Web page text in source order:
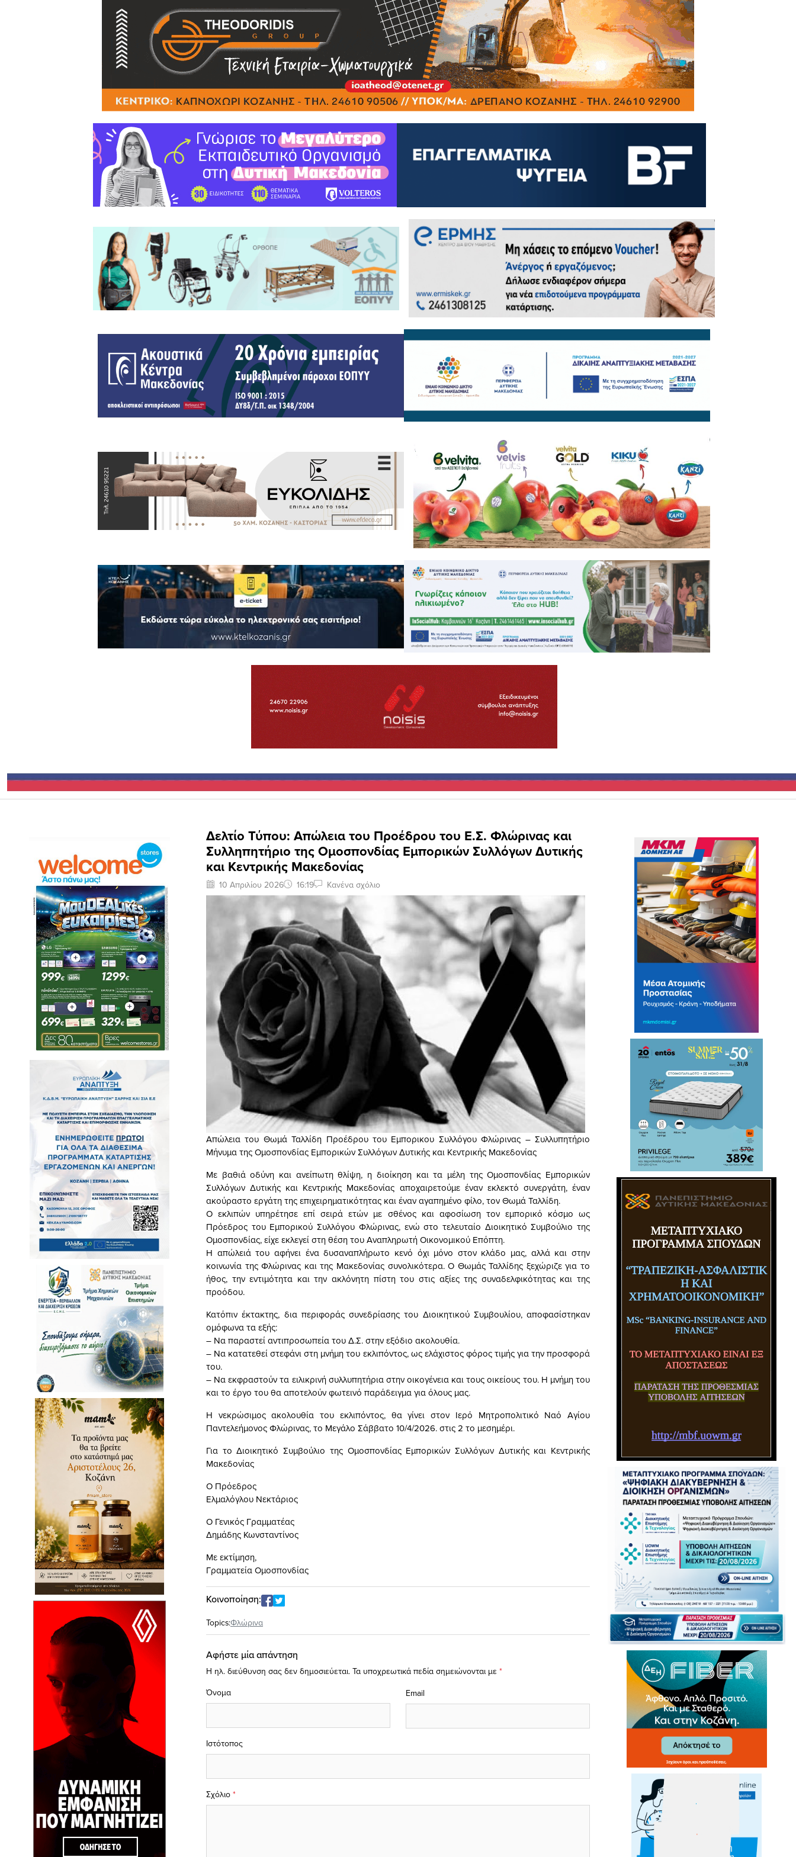
Δελτίο Τύπου: Απώλεια του Προέδρου του Ε.Σ. Φλώρινας και
Συλληπητήριο της Ομοσπονδίας Εμπορικών Συλλόγων Δυτικής
και Κεντρικής Μακεδονίας
10 Απριλίου 2026 16:19 Κανένα σχόλιο
Απώλεια του Θωμά Ταλλίδη Προέδρου του Εμπορικου Συλλόγου Φλώρινας – Συλλυπητήριο
Μήνυμα της Ομοσπονδίας Εμπορικών Συλλόγων Δυτικής και Κεντρικής Μακεδονίας
Με βαθιά οδύνη και ανείπωτη θλίψη, η διοίκηση και τα μέλη της Ομοσπονδίας Εμπορικών
Συλλόγων Δυτικής και Κεντρικής Μακεδονίας αποχαιρετούμε έναν εκλεκτό συνεργάτη, έναν
ακούραστο εργάτη της επιχειρηματικότητας και έναν αγαπημένο φίλο, τον Θωμά Ταλλίδη.
Ο εκλιπών υπηρέτησε επί σειρά ετών με σθένος και αφοσίωση τον εμπορικό κόσμο ως
Πρόεδρος του Εμπορικού Συλλόγου Φλώρινας, ενώ στο τελευταίο Διοικητικό Συμβούλιο της
Ομοσπονδίας, είχε εκλεγεί στη θέση του Αναπληρωτή Οικονομικού Επόπτη.
Η απώλειά του αφήνει ένα δυσαναπλήρωτο κενό όχι μόνο στον κλάδο μας, αλλά και στην
κοινωνία της Φλώρινας και της Μακεδονίας συνολικότερα. Ο Θωμάς Ταλλίδης ξεχώριζε για το
ήθος, την εντιμότητα και την ακλόνητη πίστη του στις αξίες της συναδελφικότητας και της
προόδου.
Κατόπιν έκτακτης, δια περιφοράς συνεδρίασης του Διοικητικού Συμβουλίου, αποφασίστηκαν
ομόφωνα τα εξής:
– Να παραστεί αντιπροσωπεία του Δ.Σ. στην εξόδιο ακολουθία.
– Να κατατεθεί στεφάνι στη μνήμη του εκλιπόντος, ως ελάχιστος φόρος τιμής για την προσφορά
του.
– Να εκφραστούν τα ειλικρινή συλλυπητήρια στην οικογένεια και τους οικείους του. Η μνήμη του
και το έργο του θα αποτελούν φωτεινό παράδειγμα για όλους μας.
Η νεκρώσιμος ακολουθία του εκλιπόντος, θα γίνει στον Ιερό Μητροπολιτικό Ναό Αγίου
Παντελεήμονος Φλώρινας, το Μεγάλο Σάββατο 10/4/2026. στις 2 το μεσημέρι.
Για το Διοικητικό Συμβούλιο της Ομοσπονδίας Εμπορικών Συλλόγων Δυτικής και Κεντρικής
Μακεδονίας
Ο Πρόεδρος
Ελμαλόγλου Νεκτάριος
Ο Γενικός Γραμματέας
Δημάδης Κωνσταντίνος
Με εκτίμηση,
Γραμματεία Ομοσπονδίας
Κοινοποίηση:
Topics:Φλώρινα
Αφήστε μία απάντηση
Η ηλ. διεύθυνση σας δεν δημοσιεύεται. Τα υποχρεωτικά πεδία σημειώνονται με *
Σχόλιο *
Όνομα Email
Ιστότοπος